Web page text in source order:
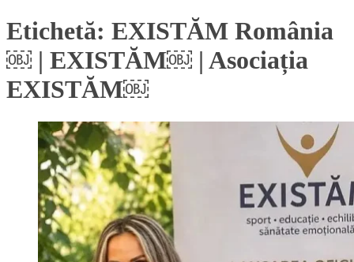
Etichetă: EXISTĂM România
￼ | EXISTĂM￼ | Asociația
EXISTĂM￼